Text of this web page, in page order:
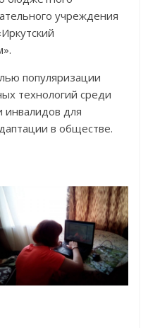
учреждения
популяризации
технологий среди
инвалидов для
в обществе.